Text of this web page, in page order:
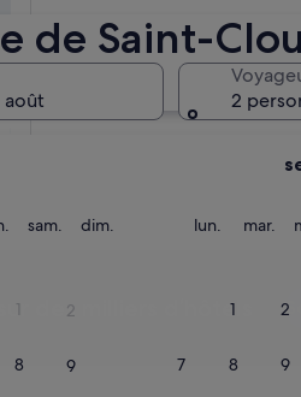
de Saint-
août
vendredi
sam. samedi
dim.
1 2
8 9
lun. lundimar.
1 2
7 8 9
2
des milliers d’hôtels